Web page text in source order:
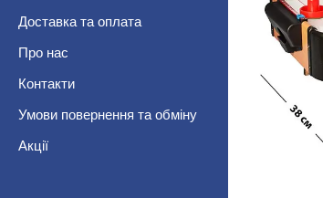
Доставка та оплата
Про нас
Контакти
Умови повернення та обміну
Акції